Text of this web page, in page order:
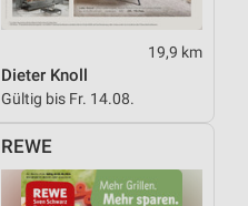
19,9 km
Dieter Knoll
Gültig bis Fr. 14.08.
REWE